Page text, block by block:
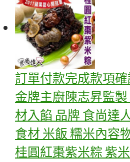
訂單付款完成款項
金牌主廚陳志昇監
材入餡 品牌 食尚達
食材 米飯 糯米內容
桂圓紅棗紫米粽 紫